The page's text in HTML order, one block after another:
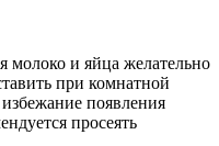
молоко и яйца желательно
при комнатной
появления
просеять